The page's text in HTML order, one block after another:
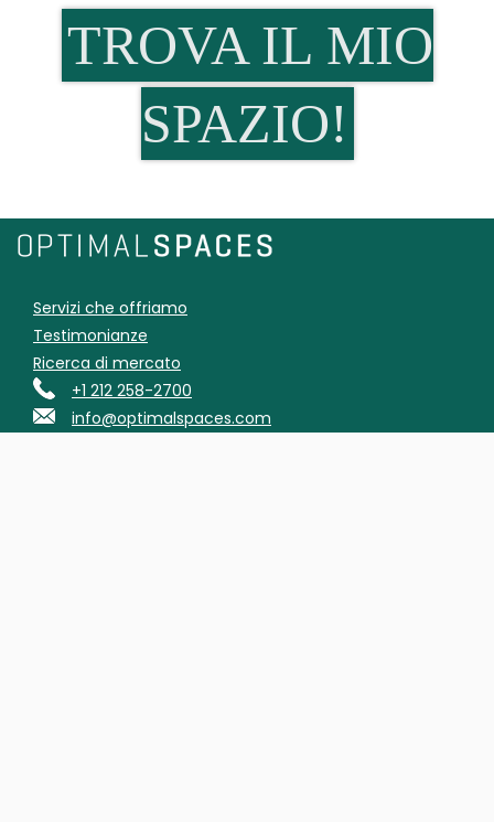
TROVA IL MIO
SPAZIO!
Servizi che offriamo
Testimonianze
Ricerca di mercato
+1 212 258-2700
info@optimalspaces.com